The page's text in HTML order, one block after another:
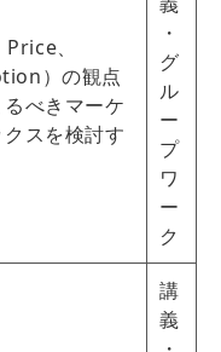
、
）の観点
べきマーケ
スを検討す
・
グ
ル
ー
プ
ワ
ー
ク
講
義